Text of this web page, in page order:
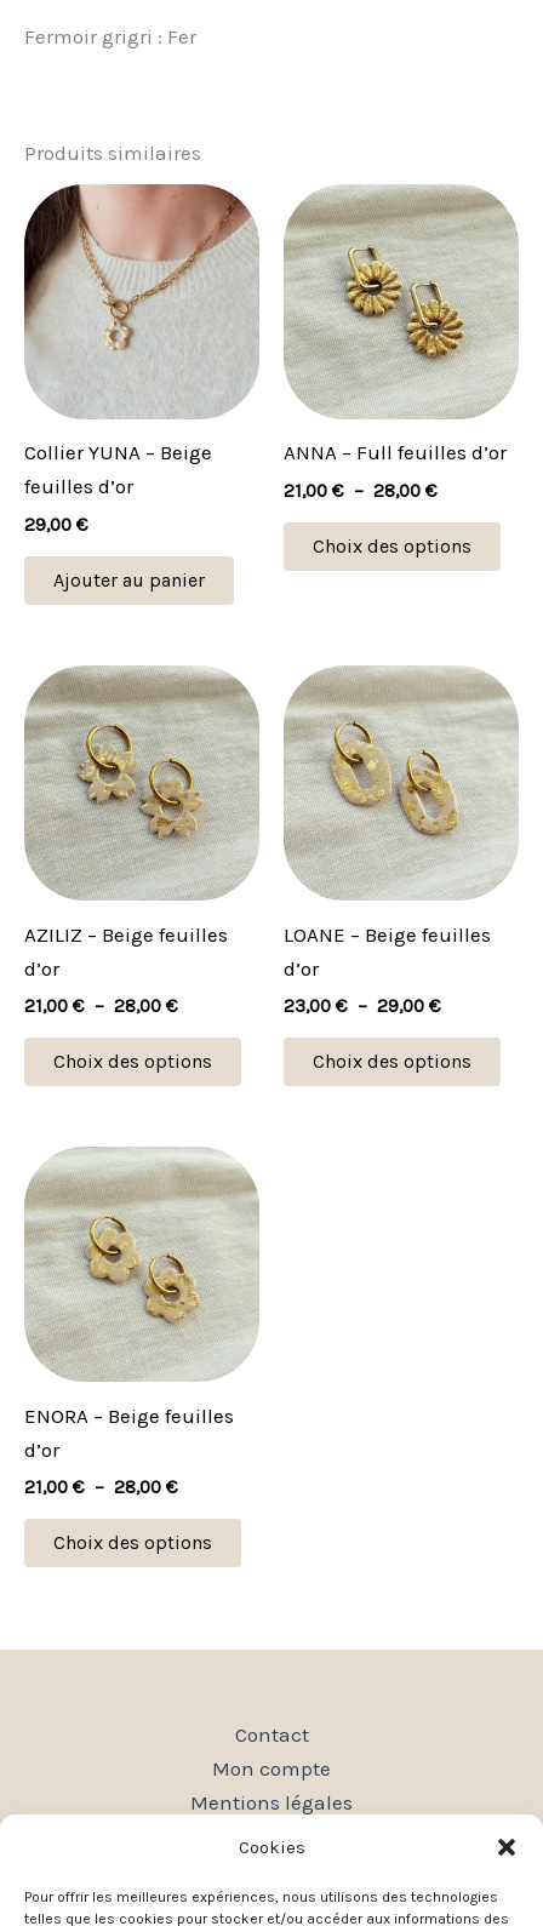
Cookies
Pour offrir les meilleures expériences, nous utilisons des technologies
telles que les cookies pour stocker et/ou accéder aux informations des
Fermoir grigri : Fer
Produits similaires
Collier YUNA – Beige
feuilles d’or
29,00 €
Ajouter au panier
ANNA – Full feuilles d’or
21,00 € – 28,00 €
Plage
de
prix :
21,00 €
à
28,00 €
Choix des options
Ce
a
Les
la
AZILIZ – Beige feuilles
d’or
21,00 € – 28,00 €
Plage
de
prix :
21,00 €
à
28,00 €
Choix des options
Ce
produit
a
plusieurs
variations.
Les
options
page
LOANE – Beige feuilles
d’or
23,00 € – 29,00 €
Plage
de
prix :
23,00 €
à
29,00 €
Choix des options
Ce
Les
ENORA – Beige feuilles
d’or
21,00 € – 28,00 €
Plage
de
prix :
21,00 €
à
28,00 €
Choix des options
Ce
produit
a
plusieurs
variations.
Les
options
page
Contact
Mon compte
Mentions légales
Conditions générales de vente
Plan du site